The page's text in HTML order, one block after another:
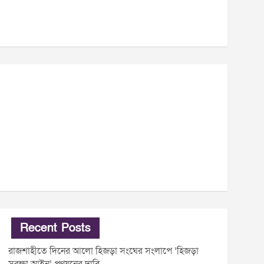
Recent Posts
রাজশাহীতে দিনের আলো হিজড়া সংঘের সংলাপে ‘হিজড়া